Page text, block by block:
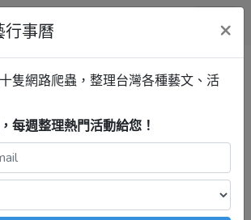
音樂 戲劇 講座 清單
最新活動
網再次確認！
本站內容由程式自動抓
影響、例行休館日、國定假日、移師外地
行事曆 ×
隻網路爬蟲，整理台灣各種藝文、活
每週整理熱門活動給您！